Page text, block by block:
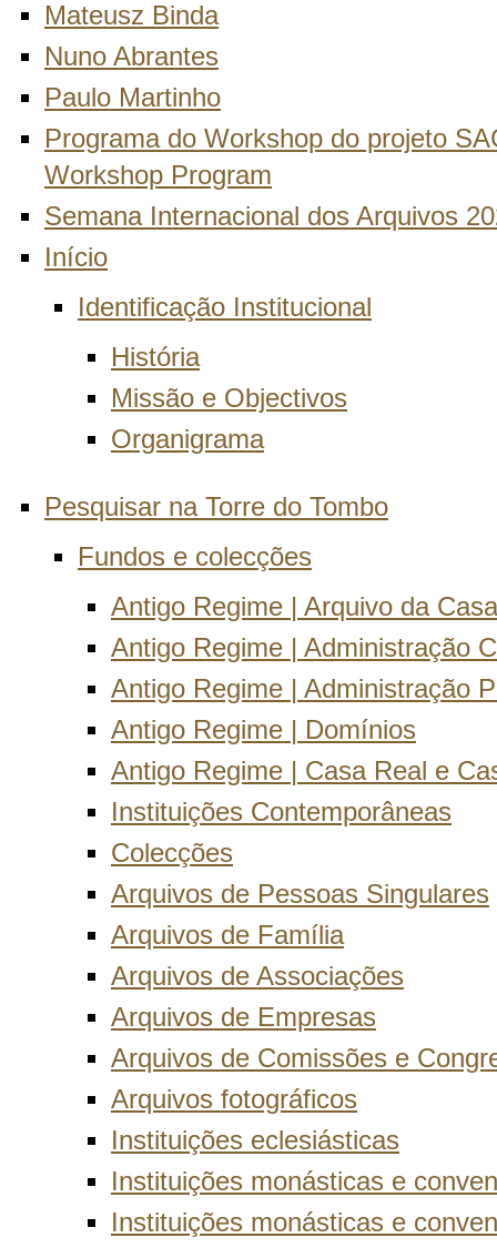
Mateusz Binda
Nuno Abrantes
Paulo Martinho
Programa do Workshop do projeto
Workshop Program
Semana Internacional dos Arquivos
Início
Identificação Institucional
História
Missão e Objectivos
Organigrama
Pesquisar na Torre do Tombo
Fundos e colecções
Antigo Regime | Arquivo da
Antigo Regime | Administração
Antigo Regime | Administração
Antigo Regime | Domínios
Antigo Regime | Casa Real e
Instituições Contemporâneas
Colecções
Arquivos de Pessoas Singulares
Arquivos de Família
Arquivos de Associações
Arquivos de Empresas
Arquivos de Comissões e
Arquivos fotográficos
Instituições eclesiásticas
Instituições monásticas e
Instituições monásticas e